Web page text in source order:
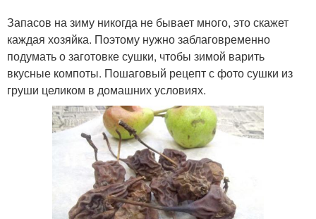
Запасов на зиму никогда не бывает много, это скажет
каждая хозяйка. Поэтому нужно заблаговременно
подумать о заготовке сушки, чтобы зимой варить
вкусные компоты. Пошаговый рецепт с фото сушки из
груши целиком в домашних условиях.